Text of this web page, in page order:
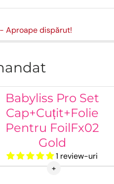
- Aproape dispărut!
Babyliss Pro Set
Cap+Cuțit+Folie
Pentru FoilFx02
Gold
1 review-uri